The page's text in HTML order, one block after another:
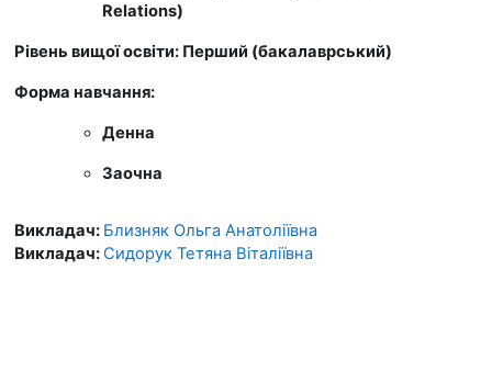
Relations)
Рівень вищої освіти: Перший (бакалаврський)
Форма навчання:
Денна
Заочна
Викладач: Близняк Ольга Анатоліївна
Викладач:Сидорук Тетяна Віталіївна